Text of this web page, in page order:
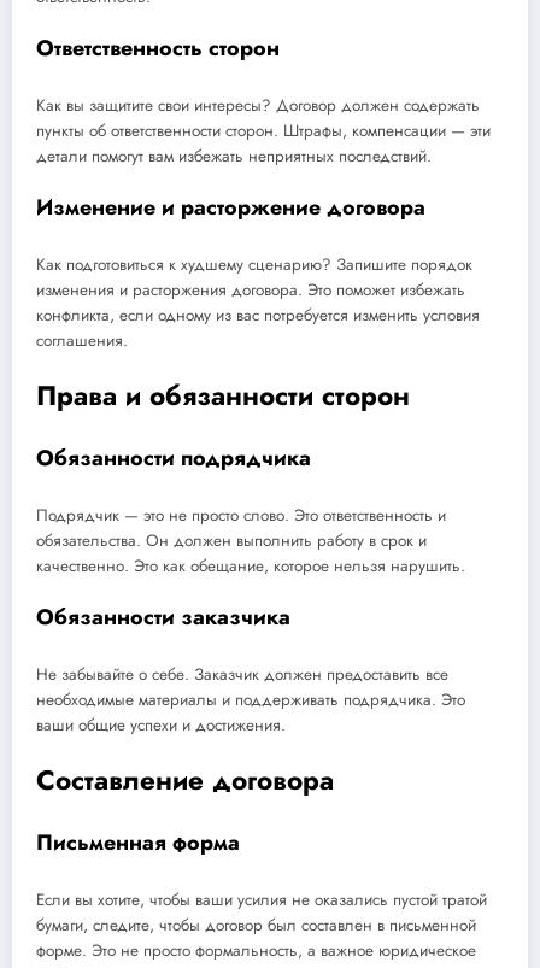
Ответственность сторон
Как вы защитите свои интересы? Договор должен содержать
пункты об ответственности сторон. Штрафы, компенсации — эти
детали помогут вам избежать неприятных последствий.
Изменение и расторжение договора
Как подготовиться к худшему сценарию? Запишите порядок
изменения и расторжения договора. Это поможет избежать
конфликта, если одному из вас потребуется изменить условия
соглашения.
Права и обязанности сторон
Обязанности подрядчика
Подрядчик — это не просто слово. Это ответственность и
обязательства. Он должен выполнить работу в срок и
качественно. Это как обещание, которое нельзя нарушить.
Обязанности заказчика
Не забывайте о себе. Заказчик должен предоставить все
необходимые материалы и поддерживать подрядчика. Это
ваши общие успехи и достижения.
Составление договора
Письменная форма
Если вы хотите, чтобы ваши усилия не оказались пустой тратой
бумаги, следите, чтобы договор был составлен в письменной
форме. Это не просто формальность, а важное юридическое